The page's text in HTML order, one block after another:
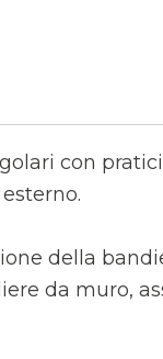
con
della
da muro,